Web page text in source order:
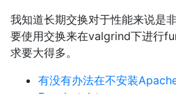
我知道长期交换对于性能来说是
要使用交换来在valgrind下进行
求要大得多。
有没有办法在不安装